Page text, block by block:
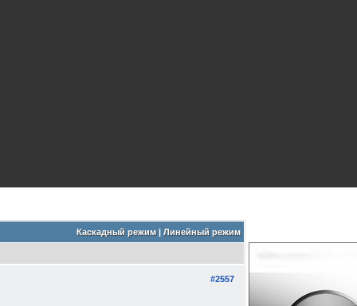
Каскадный режим| Линейный режим
#2557